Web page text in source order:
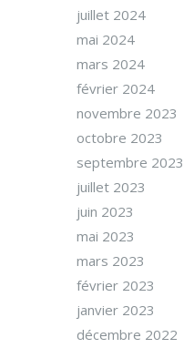
juillet 2024
mai 2024
mars 2024
février 2024
novembre 2023
octobre 2023
septembre 2023
juillet 2023
juin 2023
mai 2023
mars 2023
février 2023
janvier 2023
décembre 2022